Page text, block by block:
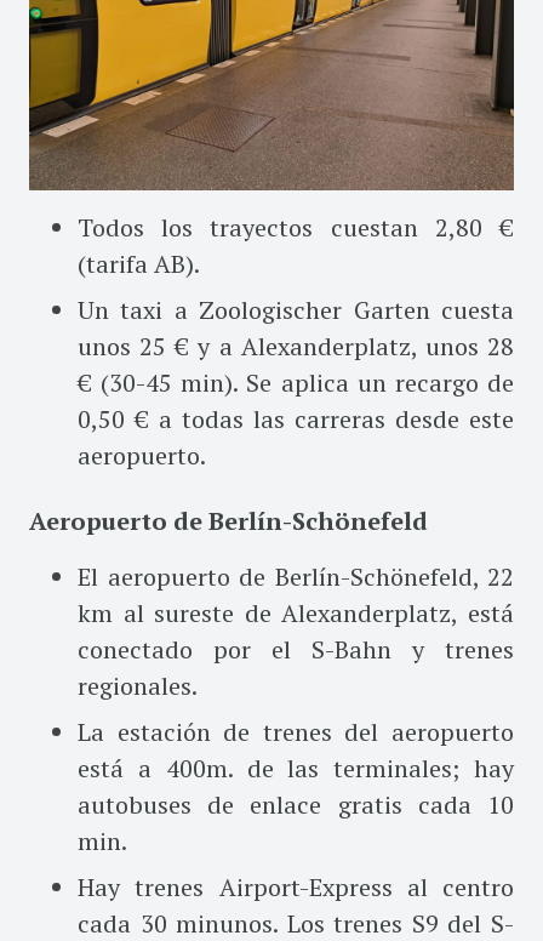
Todos los trayectos cuestan 2,80 €
(tarifa AB).
Un taxi a Zoologischer Garten cuesta
unos 25 € y a Alexanderplatz, unos 28
€ (30-45 min). Se aplica un recargo de
0,50 € a todas las carreras desde este
aeropuerto.
Aeropuerto de Berlín-Schönefeld
El aeropuerto de Berlín-Schönefeld, 22
km al sureste de Alexanderplatz, está
conectado por el S-Bahn y trenes
regionales.
La estación de trenes del aeropuerto
está a 400m. de las terminales; hay
autobuses de enlace gratis cada 10
min.
Hay trenes Airport-Express al centro
cada 30 minunos. Los trenes S9 del S-